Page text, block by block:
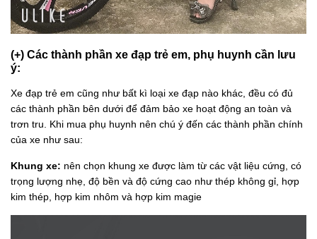
(+) Các thành phần xe đạp trẻ em, phụ huynh cần lưu
ý:
Xe đạp trẻ em cũng như bất kì loại xe đạp nào khác, đều có đủ
các thành phần bên dưới để đảm bảo xe hoạt động an toàn và
trơn tru. Khi mua phụ huynh nên chú ý đến các thành phần chính
của xe như sau:
Khung xe: nên chọn khung xe được làm từ các vật liệu cứng, có
trọng lượng nhẹ, độ bền và độ cứng cao như thép không gỉ, hợp
kim thép, hợp kim nhôm và hợp kim magie